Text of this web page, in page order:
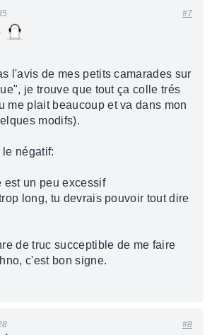
#7
l'avis de mes petits camarades sur
je trouve que tout ça colle trés
me plait beaucoup et va dans mon
modifs).
le négatif:
est un peu excessif
long, tu devrais pouvoir tout dire
de truc succeptible de me faire
c'est bon signe.
#8